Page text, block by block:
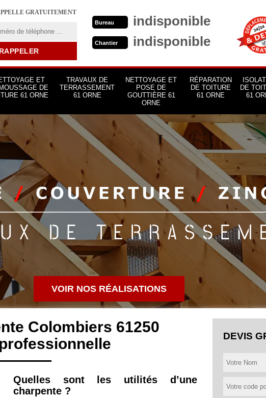
GRATUITEMENT
Bureau indisponible
Chantier indisponible
ET
DE
61 ORNE
TRAVAUX DE
TERRASSEMENT
61 ORNE
NETTOYAGE ET
POSE DE
GOUTTIÈRE 61
ORNE
RÉPARATION
DE TOITURE
61 ORNE
DE
61
VOIR NOS RÉALISATIONS
Colombiers 61250
Quelles sont les utilités d’une
charpente ?
DEVIS